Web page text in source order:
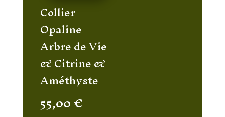
Collier
Opaline
Arbre de Vie
& Citrine &
Améthyste
55,00€